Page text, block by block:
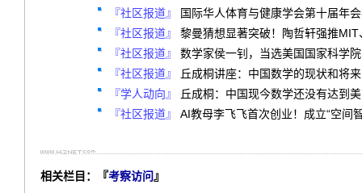
『社区报道』
国际华人体育与健康学会第十届年
『社区报道』
黎曼猜想显著突破！陶哲轩强推
『社区报道』
数学家侯一钊，当选美国国家科学
『社区报道』
丘成桐讲座：中国数学的现状和将来
『学人动向』
丘成桐：中国现今数学还没有达到
『社区报道』
AI教母李飞飞首次创业！成立“空间
相关栏目：『考察访问 』